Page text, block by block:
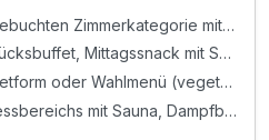
8 Tage / 7 Nächte in der gebuchten Zimmerkategorie mit All Inklusive
täglich reichhaltiges Frühstücksbuffet, Mittagssnack mit Suppen, Salaten und kleinen Gerichten, Kaffee und Kuchen am Nachmittag
täglich Abendessen in Buffetform oder Wahlmenü (vegetarisch möglich) sowie Auswahl an Getränken (Bier, Tischwein, alkoholfreie Getränke) von 16-20 Uhr (im Speisesaal, nicht im Restaurant)
täglich Nutzung des Wellnessbereichs mit Sauna, Dampfbad und Infrarotkabine